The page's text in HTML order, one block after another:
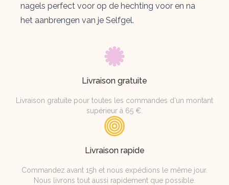
nagels perfect voor op de hechting voor en na
het aanbrengen van je Selfgel.
Livraison gratuite
Livraison gratuite pour toutes les commandes d'un montant
supérieur à 65 €.
Livraison rapide
Commandez avant 15h et nous expédions le même jour.
Nous livrons tout aussi rapidement que possible.